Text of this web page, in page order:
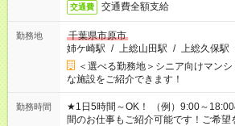
交通費 交通費全額支給
勤務地
千葉県市原市
姉ケ崎駅 / 上総山田駅 / 上総久保駅
＜選べる勤務地＞シニア向けマン
な施設をご紹介できます！
勤務時間
★1日5時間～OK！ （例）9:00～
間のお仕事もご紹介可能です！ご希望